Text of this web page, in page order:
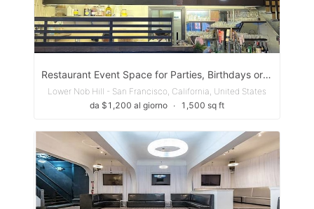
Restaurant Event Space for Parties, Birthdays or Small Events
Lower Nob Hill - San Francisco, California, United States
da $1,200 al giorno ∙ 1,500 sq ft